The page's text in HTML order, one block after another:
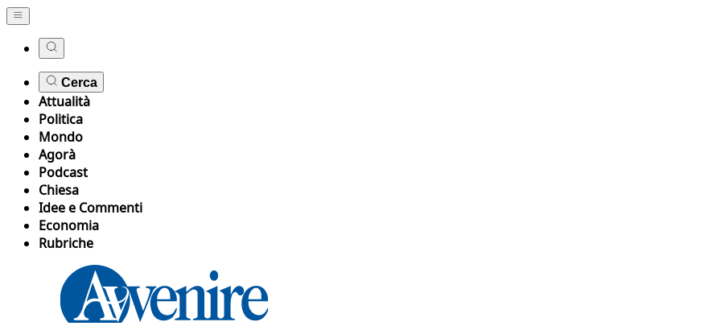
Cerca
Attualità
Politica
Mondo
Agorà
Podcast
Chiesa
Idee e Commenti
Economia
Rubriche